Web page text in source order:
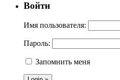
Войти
Имя пользователя:
Пароль:
Запомнить меня